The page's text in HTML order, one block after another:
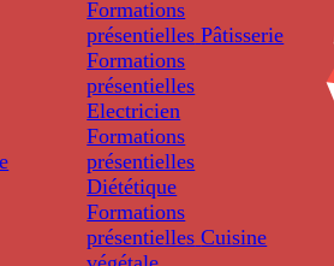
Formations
présentielles Pâtisserie
Formations
présentielles
Electricien
Formations
présentielles
Diététique
Formations
présentielles Cuisine